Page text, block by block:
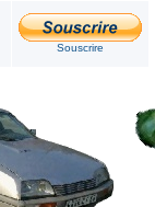
Souscrire